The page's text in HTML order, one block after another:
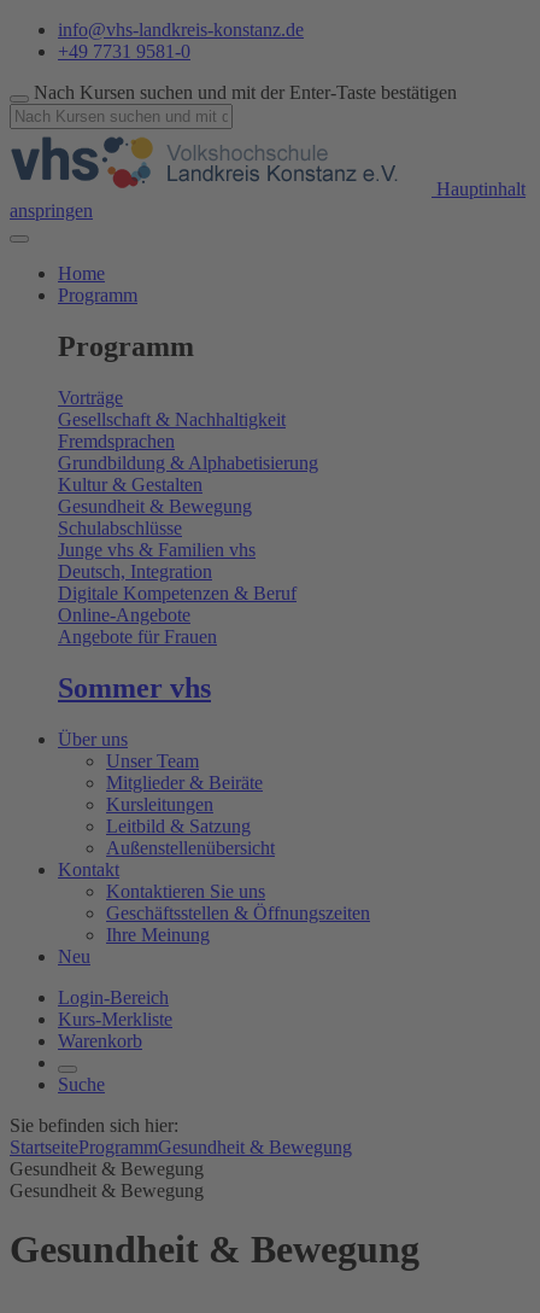
info@vhs-landkreis-konstanz.de
+49 7731 9581-0
Nach Kursen suchen und mit der Enter-Taste bestätigen
Hauptinhalt
anspringen
Home
Programm
Programm
Vorträge
Gesellschaft & Nachhaltigkeit
Fremdsprachen
Grundbildung & Alphabetisierung
Kultur & Gestalten
Gesundheit & Bewegung
Schulabschlüsse
Junge vhs & Familien vhs
Deutsch, Integration
Digitale Kompetenzen & Beruf
Online-Angebote
Angebote für Frauen
Sommer vhs
Über uns
Unser Team
Mitglieder & Beiräte
Kursleitungen
Leitbild & Satzung
Außenstellenübersicht
Kontakt
Kontaktieren Sie uns
Geschäftsstellen & Öffnungszeiten
Ihre Meinung
Neu
Login-Bereich
Kurs-Merkliste
Warenkorb
Suche
Sie befinden sich hier:
StartseiteProgrammGesundheit & Bewegung
Gesundheit & Bewegung
Gesundheit & Bewegung
Gesundheit & Bewegung